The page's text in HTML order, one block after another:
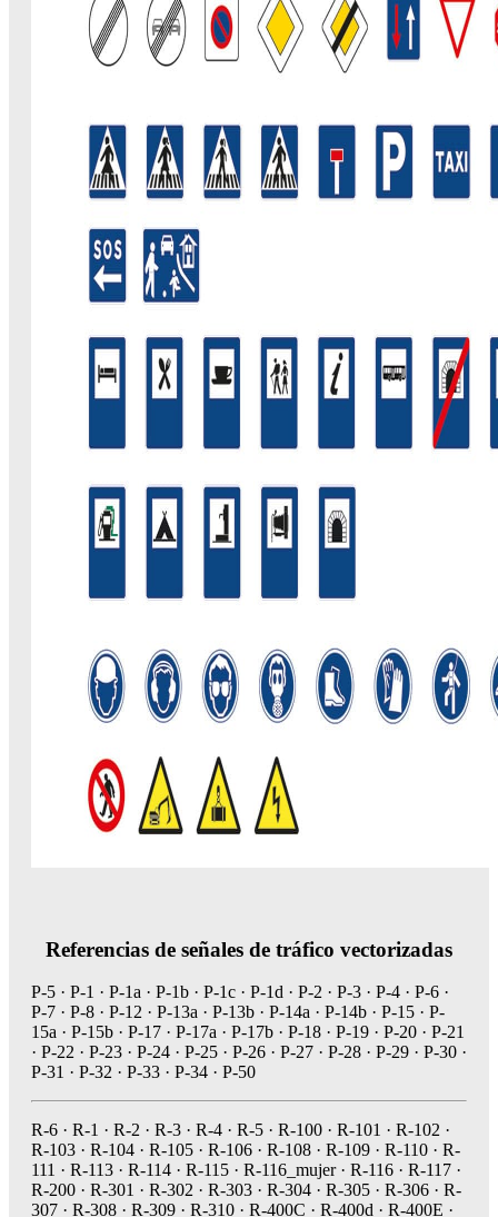
Referencias de señales de tráfico vectorizadas
P-5 · P-1 · P-1a · P-1b · P-1c · P-1d · P-2 · P-3 · P-4 · P-6 ·
P-7 · P-8 · P-12 · P-13a · P-13b · P-14a · P-14b · P-15 · P-
15a · P-15b · P-17 · P-17a · P-17b · P-18 · P-19 · P-20 · P-21
· P-22 · P-23 · P-24 · P-25 · P-26 · P-27 · P-28 · P-29 · P-30 ·
P-31 · P-32 · P-33 · P-34 · P-50
R-6 · R-1 · R-2 · R-3 · R-4 · R-5 · R-100 · R-101 · R-102 ·
R-103 · R-104 · R-105 · R-106 · R-108 · R-109 · R-110 · R-
111 · R-113 · R-114 · R-115 · R-116_mujer · R-116 · R-117 ·
R-200 · R-301 · R-302 · R-303 · R-304 · R-305 · R-306 · R-
307 · R-308 · R-309 · R-310 · R-400C · R-400d · R-400E ·